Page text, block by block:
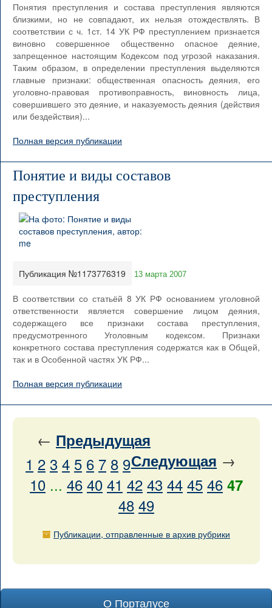
Понятия преступления и состава преступления являются
близкими, но не совпадают, их нельзя отождествлять. В
соответствии с ч. 1ст. 14 УК РФ преступлением признается
виновно совершенное общественно опасное деяние,
запрещенное настоящим Кодексом под угрозой наказания.
Таким образом, в определении преступления выделяются
главные признаки: общественная опасность деяния, его
уголовно-правовая противоправность, виновность лица,
совершившего это деяние, и наказуемость деяния (действия
или бездействия)...
Полная версия публикации
Понятие и виды составов
преступления
Публикация №1173776319 13 марта 2007
В соответствии со статьёй 8 УК РФ основанием уголовной
ответственности является совершение лицом деяния,
содержащего все признаки состава преступления,
предусмотренного Уголовным кодексом. Признаки
конкретного состава преступления содержатся как в Общей,
так и в Особенной частях УК РФ...
Полная версия публикации
← Предыдущая
Следующая →
1 2 3 4 5 6 7 8 9
10 ... 46 40 41 42 43 44 45 46 47
48 49
Публикации, отправленные в архив рубрики
О Порталусе